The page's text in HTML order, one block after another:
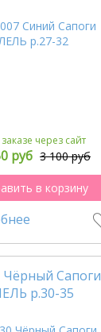
через сайт
руб 3 100 руб
в корзину
Чёрный Сапоги
р.30-35